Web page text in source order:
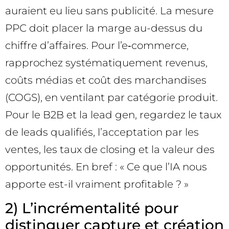
auraient eu lieu sans publicité. La mesure
PPC doit placer la marge au-dessus du
chiffre d’affaires. Pour l’e‑commerce,
rapprochez systématiquement revenus,
coûts médias et coût des marchandises
(COGS), en ventilant par catégorie produit.
Pour le B2B et la lead gen, regardez le taux
de leads qualifiés, l’acceptation par les
ventes, les taux de closing et la valeur des
opportunités. En bref : « Ce que l’IA nous
apporte est-il vraiment profitable ? »
2) L’incrémentalité pour
distinguer capture et création